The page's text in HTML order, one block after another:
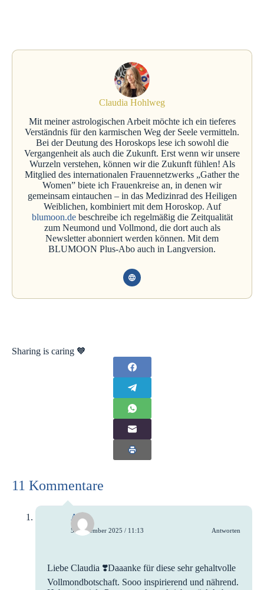
Sharing is caring 🧡
Claudia Hohlweg
Mit meiner astrologischen Arbeit möchte ich ein tieferes
Verständnis für den karmischen Weg der Seele vermitteln.
Bei der Deutung des Horoskops lese ich sowohl die
Vergangenheit als auch die Zukunft. Erst wenn wir unsere
Wurzeln verstehen, können wir die Zukunft fühlen! Als
Mitglied des internationalen Frauennetzwerks „Gather the
Women” biete ich Frauenkreise an, in denen wir
gemeinsam eintauchen – in das Medizinrad des Heiligen
Weiblichen, kombiniert mit dem Horoskop. Auf
blumoon.de beschreibe ich regelmäßig die Zeitqualität
zum Neumond und Vollmond, die dort auch als
Newsletter abonniert werden können. Mit dem
BLUMOON Plus-Abo auch in Langversion.
11 Kommentare
Anne
5. September 2025 / 11:13 Antworten
Liebe Claudia ❣️Daaanke für diese sehr gehaltvolle
Vollmondbotschaft. Sooo inspirierend und nährend.